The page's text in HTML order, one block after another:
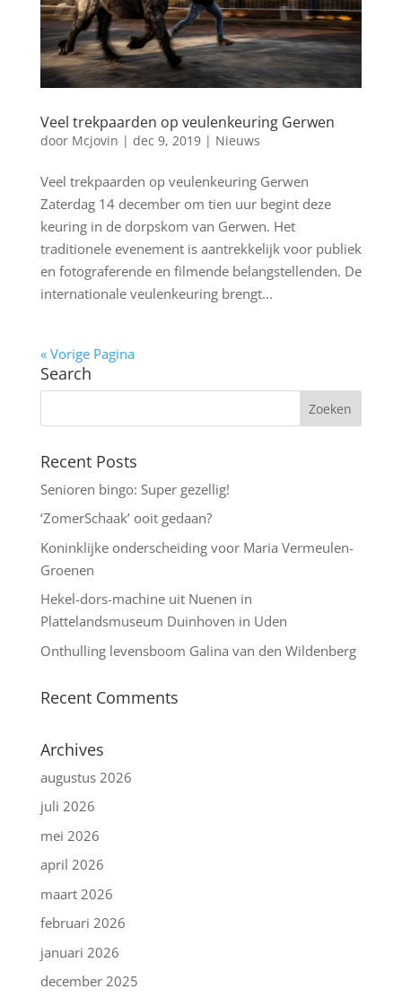
Veel trekpaarden op veulenkeuring Gerwen
door Mcjovin | dec 9, 2019| Nieuws
Veel trekpaarden op veulenkeuring Gerwen
Zaterdag 14 december om tien uur begint deze
keuring in de dorpskom van Gerwen. Het
traditionele evenement is aantrekkelijk voor publiek
en fotograferende en filmende belangstellenden. De
internationale veulenkeuring brengt...
« Vorige Pagina
Search
Recent Posts
Senioren bingo: Super gezellig!
‘ZomerSchaak’ ooit gedaan?
Koninklijke onderscheiding voor Maria Vermeulen-
Groenen
Hekel-dors-machine uit Nuenen in
Plattelandsmuseum Duinhoven in Uden
Onthulling levensboom Galina van den Wildenberg
Recent Comments
Archives
augustus 2026
juli 2026
mei 2026
april 2026
maart 2026
februari 2026
januari 2026
december 2025